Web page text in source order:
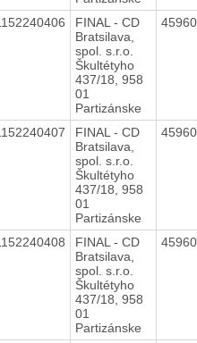
FINAL - CD
Bratsilava,
spol. s.r.o.
Škultétyho
437/18, 958
01
Partizánske
FINAL - CD
Bratsilava,
spol. s.r.o.
Škultétyho
437/18, 958
01
Partizánske
FINAL - CD
Bratsilava,
spol. s.r.o.
Škultétyho
437/18, 958
01
Partizánske